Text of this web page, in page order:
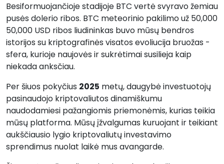
Besiformuojančioje stadijoje BTC vertė svyravo žemiau
pusės dolerio ribos. BTC meteorinio pakilimo už 50,000
50,000 USD ribos liudininkas buvo mūsų bendros
istorijos su kriptografinės visatos evoliucija bruožas -
sfera, kurioje naujovės ir sukrėtimai susilieja kaip
niekada anksčiau.
Per šiuos pokyčius 2025 metų, daugybė investuotojų
pasinaudojo kriptovaliutos dinamiškumu
naudodamiesi pažangiomis priemonėmis, kurias teikia
mūsų platforma. Mūsų įžvalgumas kuruojant ir teikiant
aukščiausio lygio kriptovaliutų investavimo
sprendimus nuolat laikė mus avangarde.